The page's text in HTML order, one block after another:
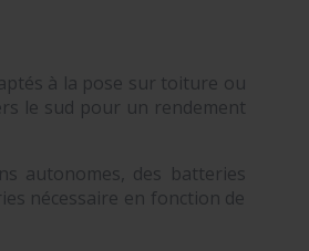
à la pose sur toiture ou
le sud pour un rendement
autonomes, des batteries
nécessaire en fonction de